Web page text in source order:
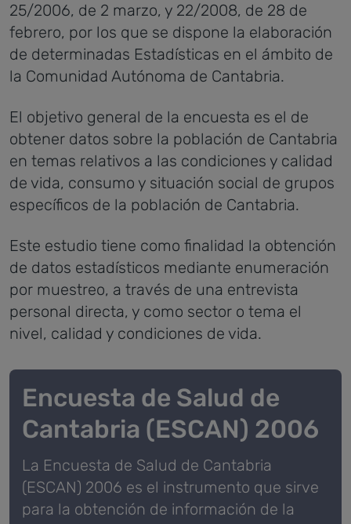
25/2006, de 2 marzo, y 22/2008, de 28 de
febrero, por los que se dispone la elaboración
de determinadas Estadísticas en el ámbito de
la Comunidad Autónoma de Cantabria.
El objetivo general de la encuesta es el de
obtener datos sobre la población de Cantabria
en temas relativos a las condiciones y calidad
de vida, consumo y situación social de grupos
específicos de la población de Cantabria.
Este estudio tiene como finalidad la obtención
de datos estadísticos mediante enumeración
por muestreo, a través de una entrevista
personal directa, y como sector o tema el
nivel, calidad y condiciones de vida.
Encuesta de Salud de
Cantabria (ESCAN) 2006
La Encuesta de Salud de Cantabria
(ESCAN) 2006 es el instrumento que sirve
para la obtención de información de la